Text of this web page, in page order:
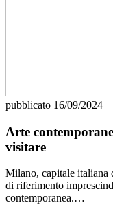
pubblicato 16/09/2024
Arte
visitare
Milano, capitale italiana
di riferimento
contemporanea.…